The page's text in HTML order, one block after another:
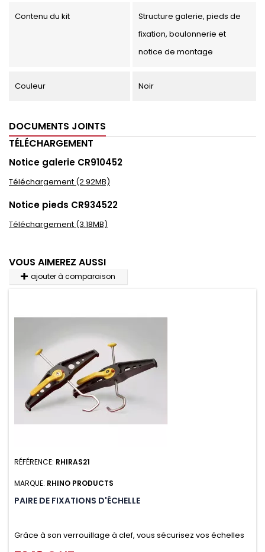
Contenu du kit
Structure galerie, pieds de
fixation, boulonnerie et
notice de montage
Couleur Noir
DOCUMENTS JOINTS
TÉLÉCHARGEMENT
Notice galerie CR910452
Téléchargement (2.92MB)
Notice pieds CR934522
Téléchargement (3.18MB)
VOUS AIMEREZ AUSSI
ajouter à comparaison
RÉFÉRENCE: RHIRAS21
MARQUE: RHINO PRODUCTS
PAIRE DE FIXATIONS D'ÉCHELLE
Grâce à son verrouillage à clef, vous sécurisez vos échelles